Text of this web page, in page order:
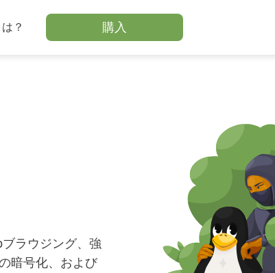
？ 購入
ラウジング、強
暗号化、および